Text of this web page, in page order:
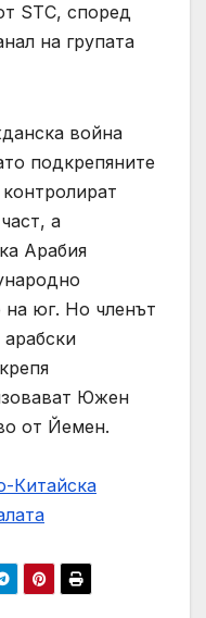
STC, според
на групата
война
подкрепяните
а
Арабия
на юг. Но членът
Южен
от Йемен.
Китайска